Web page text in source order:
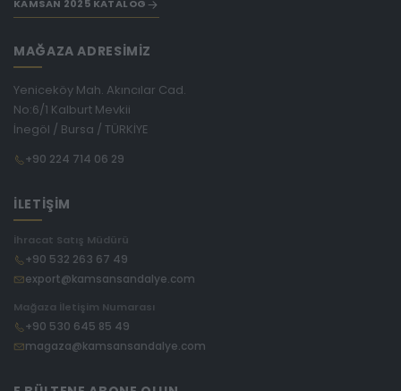
KAMSAN 2025 KATALOG
MAĞAZA ADRESİMİZ
Yeniceköy Mah. Akıncılar Cad.
No:6/1 Kalburt Mevkii
İnegöl / Bursa / TÜRKİYE
+90 224 714 06 29
İLETİŞİM
İhracat Satış Müdürü
+90 532 263 67 49
export@kamsansandalye.com
Mağaza İletişim Numarası
+90 530 645 85 49
magaza@kamsansandalye.com